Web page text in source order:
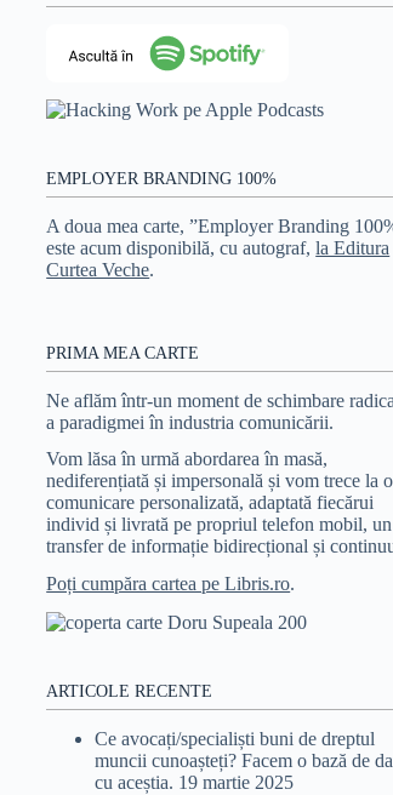
EMPLOYER BRANDING 100%
A doua mea carte, ”Employer Branding
este acum disponibilă, cu autograf,la Editura
Curtea Veche.
PRIMA MEA CARTE
Ne aflăm într-un moment de schimbare
a paradigmei în industria comunicării.
Vom lăsa în urmă abordarea în masă,
nediferențiată și impersonală și vom trece la o
comunicare personalizată, adaptată fiecărui
individ și livrată pe propriul telefon mobil, un
transfer de informație bidirecțional și
Poți cumpăra cartea pe Libris.ro.
ARTICOLE RECENTE
Ce avocați/specialiști buni de dreptul
muncii cunoașteți? Facem o bază de
cu aceștia. 19 martie 2025